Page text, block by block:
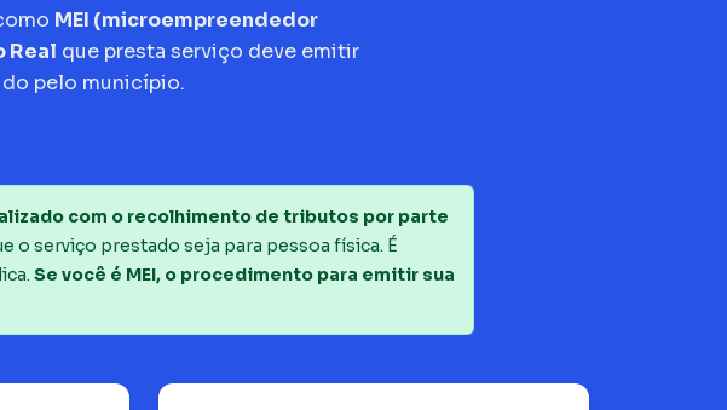
MEI (microempreendedor
Real que presta serviço deve emitir
pelo município.
com o recolhimento de tributos por parte
o serviço prestado seja para pessoa física. É
Se você é MEI, o procedimento para emitir sua